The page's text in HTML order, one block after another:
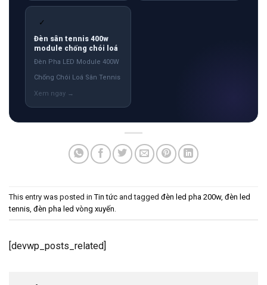
✓
Đèn sân tennis 400w
module chống chói loá
Đèn Pha LED Module 400W
Chống Chói Loá Sân Tennis
This entry was posted inTin tức and tagged đèn led pha 200w, đèn led
tennis đèn pha led vòng xuyến
[devwp_posts_related]